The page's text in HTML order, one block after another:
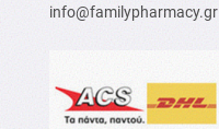
info@familypharmacy.gr